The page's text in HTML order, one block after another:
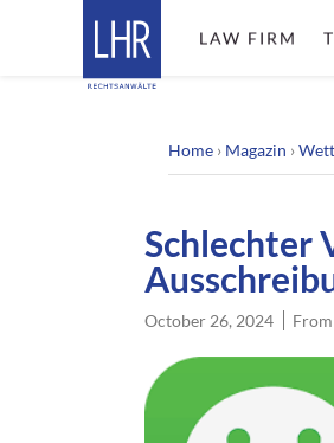
LAW FIRM
Home › Magazin ›
Schlechter
October 26, 2024